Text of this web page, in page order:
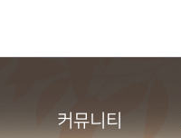
커뮤니티